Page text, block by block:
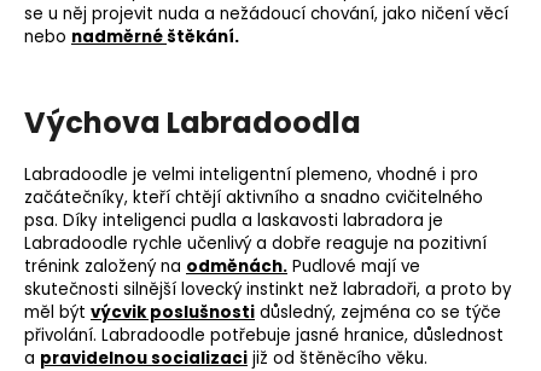
se u něj projevit nuda a nežádoucí chování, jako ničení věcí
nebo nadměrnéštěkání.
Výchova Labradoodla
Labradoodle je velmi inteligentní plemeno, vhodné i pro
začátečníky, kteří chtějí aktivního a snadno cvičitelného
psa. Díky inteligenci pudla a laskavosti labradora je
Labradoodle rychle učenlivý a dobře reaguje na pozitivní
trénink založený na odměnách. Pudlové mají ve
skutečnosti silnější lovecký instinkt než labradoři, a proto by
měl být výcvik poslušnosti důsledný, zejména co se týče
přivolání. Labradoodle potřebuje jasné hranice, důslednost
a pravidelnou socializaci již od štěněcího věku.